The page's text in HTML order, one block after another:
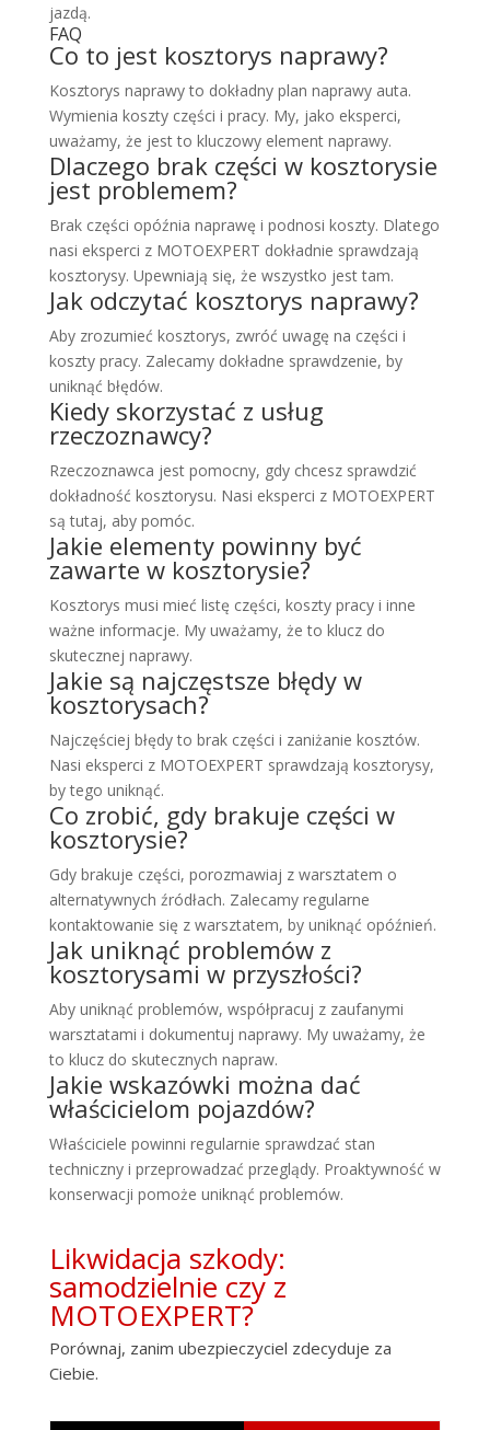
jazdą.
FAQ
Co to jest kosztorys naprawy?
Kosztorys naprawy to dokładny plan naprawy auta.
Wymienia koszty części i pracy. My, jako eksperci,
uważamy, że jest to kluczowy element naprawy.
Dlaczego brak części w kosztorysie
jest problemem?
Brak części opóźnia naprawę i podnosi koszty. Dlatego
nasi eksperci z MOTOEXPERT dokładnie sprawdzają
kosztorysy. Upewniają się, że wszystko jest tam.
Jak odczytać kosztorys naprawy?
Aby zrozumieć kosztorys, zwróć uwagę na części i
koszty pracy. Zalecamy dokładne sprawdzenie, by
uniknąć błędów.
Kiedy skorzystać z usług
rzeczoznawcy?
Rzeczoznawca jest pomocny, gdy chcesz sprawdzić
dokładność kosztorysu. Nasi eksperci z MOTOEXPERT
są tutaj, aby pomóc.
Jakie elementy powinny być
zawarte w kosztorysie?
Kosztorys musi mieć listę części, koszty pracy i inne
ważne informacje. My uważamy, że to klucz do
skutecznej naprawy.
Jakie są najczęstsze błędy w
kosztorysach?
Najczęściej błędy to brak części i zaniżanie kosztów.
Nasi eksperci z MOTOEXPERT sprawdzają kosztorysy,
by tego uniknąć.
Co zrobić, gdy brakuje części w
kosztorysie?
Gdy brakuje części, porozmawiaj z warsztatem o
alternatywnych źródłach. Zalecamy regularne
kontaktowanie się z warsztatem, by uniknąć opóźnień.
Jak uniknąć problemów z
kosztorysami w przyszłości?
Aby uniknąć problemów, współpracuj z zaufanymi
warsztatami i dokumentuj naprawy. My uważamy, że
to klucz do skutecznych napraw.
Jakie wskazówki można dać
właścicielom pojazdów?
Właściciele powinni regularnie sprawdzać stan
techniczny i przeprowadzać przeglądy. Proaktywność w
konserwacji pomoże uniknąć problemów.
Likwidacja szkody:
samodzielnie czy z
MOTOEXPERT?
Porównaj, zanim ubezpieczyciel zdecyduje za
Ciebie.